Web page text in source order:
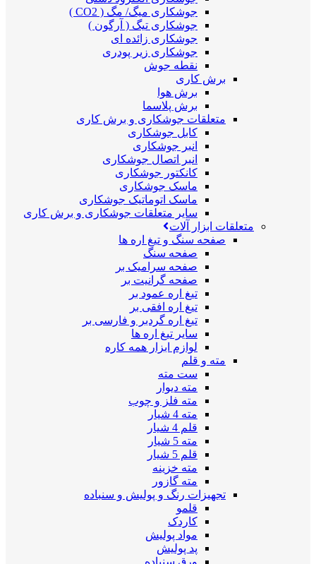
جوشکاری میگ/ مگ ( CO2 )
جوشکاری تیگ ( آرگون )
جوشکاری زائده ای
جوشکاری زیر پودری
نقطه جوش
برش کاری
برش هوا
برش پلاسما
متعلقات جوشکاری و برش کاری
کابل جوشکاری
انبر جوشکاری
انبر اتصال جوشکاری
کانکتور جوشکاری
ماسک جوشکاری
ماسک اتوماتیک جوشکاری
سایر متعلقات جوشکاری و برش کاری
متعلقات ابزار آلات
صفحه سنگ و تیغ اره ها
صفحه سنگ
صفحه سرامیک بر
صفحه گرانیت بر
تیغ اره عمود بر
تیغ اره افقی بر
تیغ اره گردبر و فارسی بر
سایر تیغ اره ها
لوازم ابزار همه کاره
مته و قلم
ست مته
مته دیوار
مته فلز و چوب
مته 4 شیار
قلم 4 شیار
مته 5 شیار
قلم 5 شیار
مته خزینه
مته گازور
تجهیزات رنگ و پولیش و سنباده
قلمو
کاردک
مواد پولیش
پد پولیش